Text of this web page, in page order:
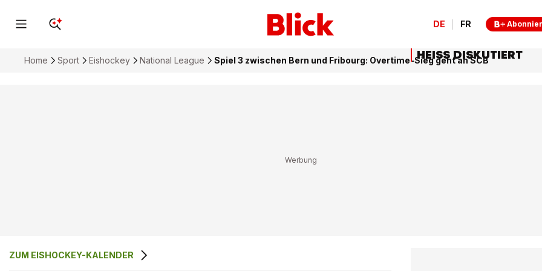
DE FR
Home Sport Eishockey National League Spiel 3 zwischen Bern und Fribourg: Overtime-Sieg geht an SCB
ZUM EISHOCKEY-KALENDER
HEISS DISKUTIERT